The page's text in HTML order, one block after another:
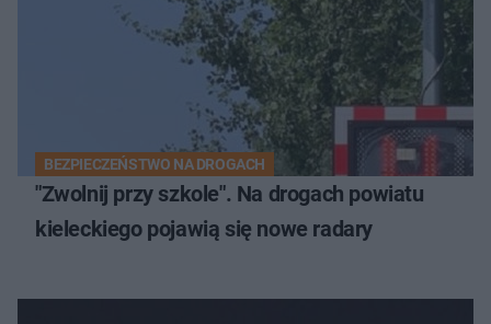
BEZPIECZEŃSTWO NA DROGACH
"Zwolnij przy szkole". Na drogach powiatu
kieleckiego pojawią się nowe radary